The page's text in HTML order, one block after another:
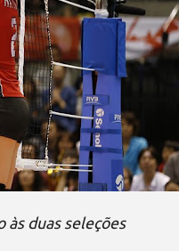
às duas seleções